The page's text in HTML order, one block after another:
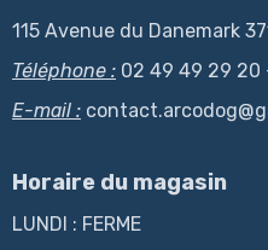
115 Avenue du Danemark
Téléphone : 02 49 49 29 20
E-mail :
Horaire du magasin
LUNDI : FERME